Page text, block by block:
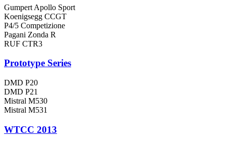
Gumpert Apollo Sport
Koenigsegg CCGT
P4/5 Competizione
Pagani Zonda R
RUF CTR3
Prototype Series
DMD P20
DMD P21
Mistral M530
Mistral M531
WTCC 2013